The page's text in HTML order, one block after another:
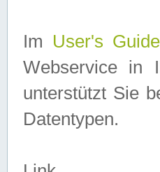
Im User's Guide
Webservice in
unterstützt Sie
Datentypen.